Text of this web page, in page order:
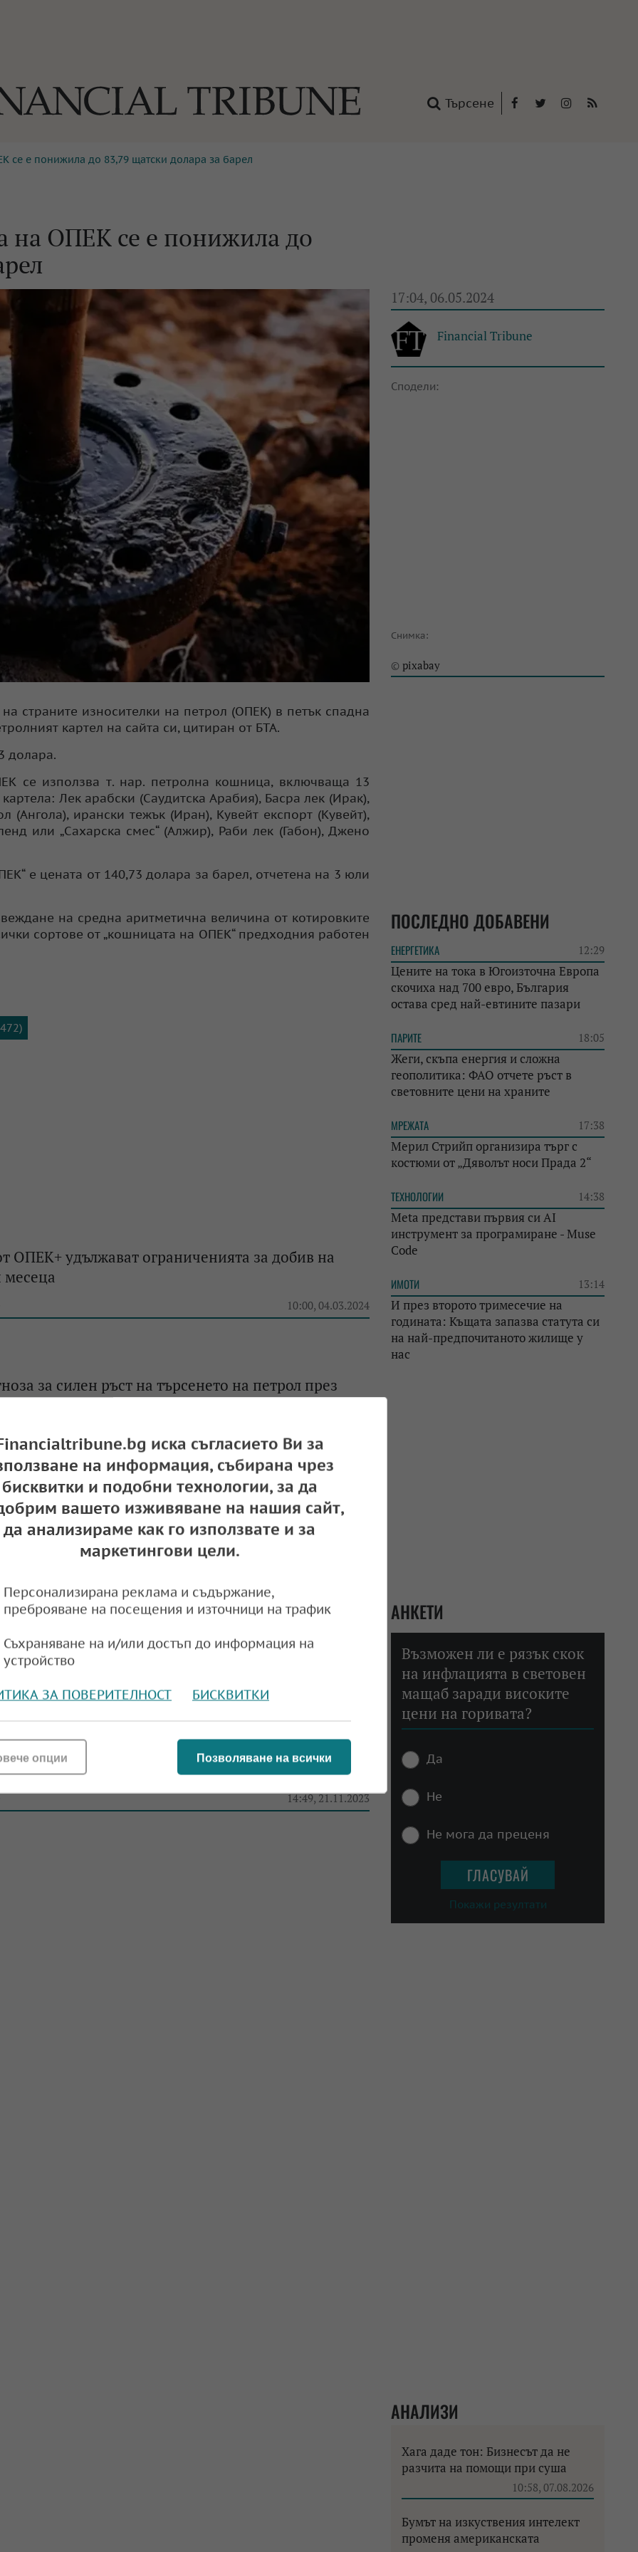
Търсене
За нас Реклама
се е понижила до 83,79 щатски долара за барел
на ОПЕК се е понижила до
17:04, 06.05.2024
Financial Tribune
Сподели:
Снимка:
© pixabay
страните износителки на петрол (ОПЕК) в петък спадна
картел на сайта си, цитиран от БТА.
долара.
се използва т. нар. петролна кошница, включваща 13
Лек арабски (Саудитска Арабия), Басра лек (Ирак),
ирански тежък (Иран), Кувейт експорт (Кувейт),
или „Сахарска смес“ (Алжир), Раби лек (Габон), Джено
е цената от 140,73 долара за барел, отчетена на 3 юли
на средна аритметична величина от котировките
сортове от „кошницата на ОПЕК“ предходния работен
ОПЕК+ удължават ограниченията за добив на
месеца
10:00, 04.03.2024
за силен ръст на търсенето на петрол през
падна под 79 долара за барел
поскъпна: Достигна до над 84 долара за
с рязък скок
14:49, 21.11.2023
ПОСЛЕДНО ДОБАВЕНИ
ЕНЕРГЕТИКА 12:29
Цените на тока в Югоизточна Европа
скочиха над 700 евро, България
остава сред най-евтините пазари
ПАРИТЕ 18:05
Жеги, скъпа енергия и сложна
геополитика: ФАО отчете ръст в
световните цени на храните
МРЕЖАТА 17:38
Мерил Стрийп организира търг с
костюми от „Дяволът носи Прада 2“
ТЕХНОЛОГИИ 14:38
Meta представи първия си AI
инструмент за програмиране - Muse
Code
ИМОТИ 13:14
И през второто тримесечие на
годината: Къщата запазва статута си
на най-предпочитаното жилище у
нас
АНКЕТИ
Възможен ли е рязък скок
на инфлацията в световен
мащаб заради високите
цени на горивата?
Да
Не
Не мога да преценя
Покажи резултати
АНАЛИЗИ
Хага даде тон: Бизнесът да не
разчита на помощи при суша
10:58, 07.08.2026
Бумът на изкуствения интелект
променя американската
иска съгласието Ви за
на информация, събирана чрез
бисквитки и подобни технологии, за да
вашето изживяване на нашия сайт,
да анализираме как го използвате и за
маркетингови цели.
Персонализирана реклама и съдържание,
преброяване на посещения и източници на трафик
Съхраняване на и/или достъп до информация на
устройство
ЗА ПОВЕРИТЕЛНОСТ БИСКВИТКИ
Позволяване на всички
опции